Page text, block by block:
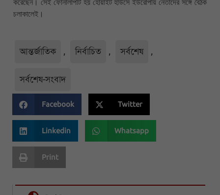
করেছেন। সেই ফোনালাপটি হয় হোয়াইট হাউসে ইউরোপীয় নেতাদের সঙ্গে বৈঠক
চলাকালেই।
আন্তর্জাতিক , নির্বাচিত , সর্বশেষ ,
সর্বশেষ-সংবাদ
Facebook Twitter
Linkedin Whatsapp
Print